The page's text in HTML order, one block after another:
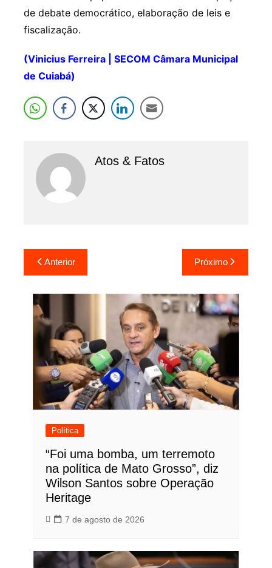
de debate democrático, elaboração de leis e
fiscalização.
(Vinicius Ferreira | SECOM Câmara Municipal
de Cuiabá)
Atos & Fatos
Navegação
de
Post
Anterior Próximo
Política
“Foi uma bomba, um terremoto
na política de Mato Grosso”, diz
Wilson Santos sobre Operação
Heritage
7 de agosto de 2026